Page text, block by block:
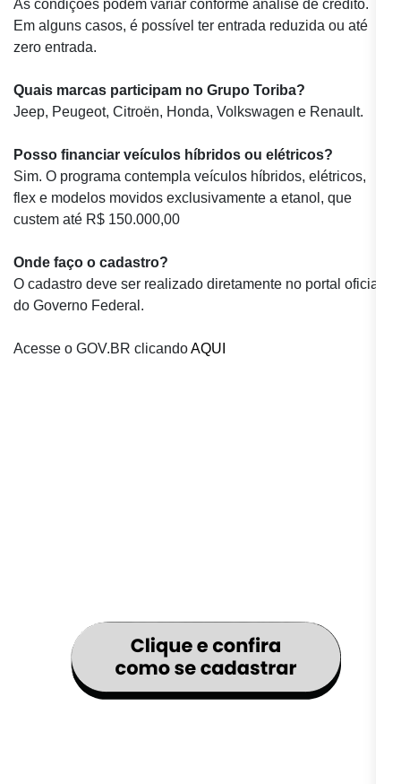
As condições podem variar conforme análise de crédito.
Em alguns casos, é possível ter entrada reduzida ou até
zero entrada.
Quais marcas participam no Grupo Toriba?
Jeep, Peugeot, Citroën, Honda, Volkswagen e Renault.
Posso financiar veículos híbridos ou elétricos?
Sim. O programa contempla veículos híbridos, elétricos,
flex e modelos movidos exclusivamente a etanol, que
custem até R$ 150.000,00
Onde faço o cadastro?
O cadastro deve ser realizado diretamente no portal oficial
do Governo Federal.
Acesse o GOV.BR clicandoAQUI